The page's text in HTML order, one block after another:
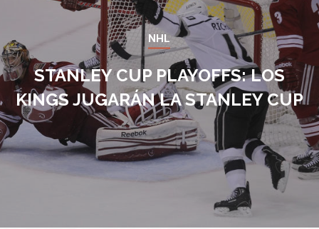
NHL
STANLEY CUP PLAYOFFS: LOS
KINGS JUGARÁN LA STANLEY CUP